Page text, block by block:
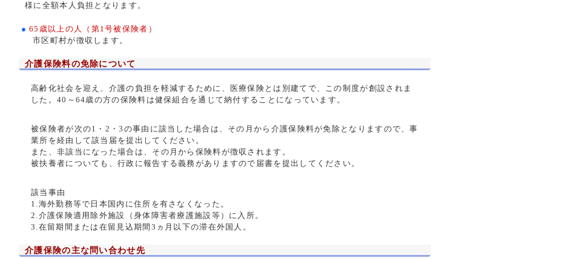
様に全額本人負担となります。
● 65歳以上の人（第1号被保険者）
市区町村が徴収します。
介護保険料の免除について
高齢化社会を迎え、介護の負担を軽減するために、医療保険とは別建てで、この制度が創設されま
した。40～64歳の方の保険料は健保組合を通じて納付することになっています。
被保険者が次の1・2・3の事由に該当した場合は、その月から介護保険料が免除となりますので、事
業所を経由して該当届を提出してください。
また、非該当になった場合は、その月から保険料が徴収されます。
被扶養者についても、行政に報告する義務がありますので届書を提出してください。
該当事由
1.海外勤務等で日本国内に住所を有さなくなった。
2.介護保険適用除外施設（身体障害者療護施設等）に入所。
3.在留期間または在留見込期間3ヵ月以下の滞在外国人。
介護保険の主な問い合わせ先